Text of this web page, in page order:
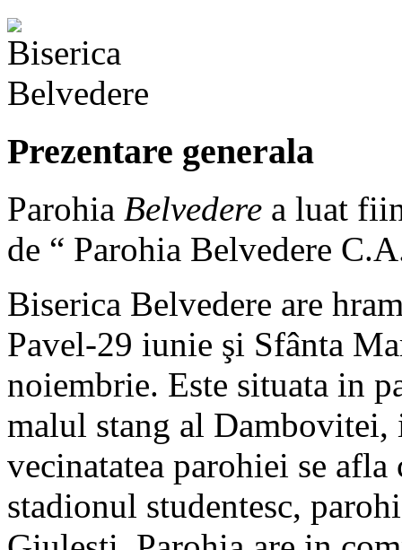
Prezentare generala
Parohia Belvedere a luat
de “ Parohia Belvedere
Biserica Belvedere are
Pavel-29 iunie şi Sfânta
noiembrie. Este situata in
malul stang al
vecinatatea parohiei se
stadionul studentesc,